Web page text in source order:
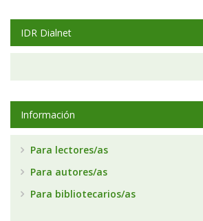
IDR Dialnet
Información
Para lectores/as
Para autores/as
Para bibliotecarios/as